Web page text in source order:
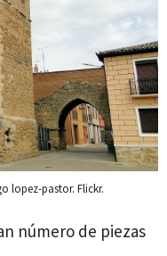
lopez-pastor. Flickr.
número de piezas